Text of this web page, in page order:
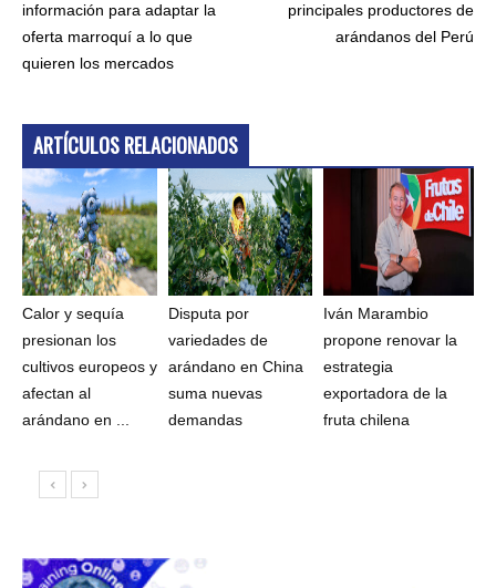
información para adaptar la
oferta marroquí a lo que
quieren los mercados
principales productores de
arándanos del Perú
ARTÍCULOS RELACIONADOS
Calor y sequía
presionan los
cultivos europeos y
afectan al
arándano en ...
Disputa por
variedades de
arándano en China
suma nuevas
demandas
Iván Marambio
propone renovar la
estrategia
exportadora de la
fruta chilena